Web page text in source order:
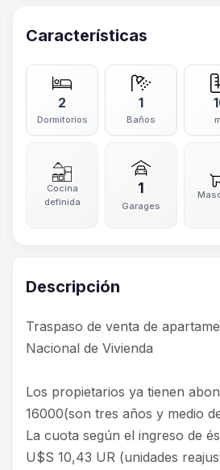
Características
2
Dormitorios
1
Baños
Cocina
definida
1
Garages
Descripción
Traspaso de venta de
Nacional de Vivienda
Los propietarios ya tienen
16000(son tres años y medio
La cuota según el ingreso de
U$S 10,43 UR (unidades